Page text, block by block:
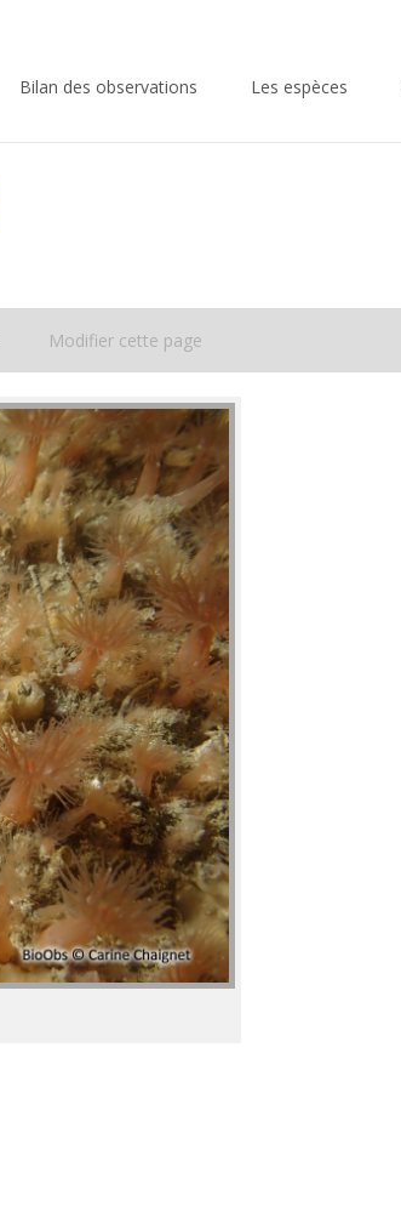
Bilan des observations Les espèces
Modifier cette page